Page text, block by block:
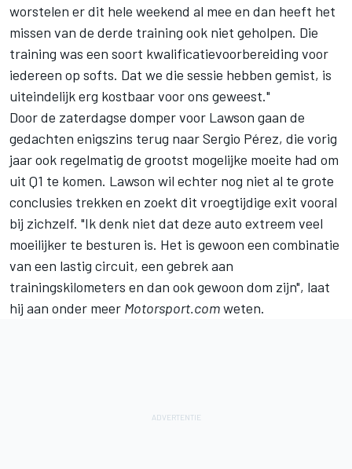
worstelen er dit hele weekend al mee en dan heeft het
missen van de derde training ook niet geholpen. Die
training was een soort kwalificatievoorbereiding voor
iedereen op softs. Dat we die sessie hebben gemist, is
uiteindelijk erg kostbaar voor ons geweest."
Door de zaterdagse domper voor Lawson gaan de
gedachten enigszins terug naarSergio Pérez, die vorig
jaar ook regelmatig de grootst mogelijke moeite had om
uit Q1 te komen. Lawson wil echter nog niet al te grote
conclusies trekken en zoekt dit vroegtijdige exit vooral
bij zichzelf. "Ik denk niet dat deze auto extreem veel
moeilijker te besturen is. Het is gewoon een combinatie
van een lastig circuit, een gebrek aan
trainingskilometers en dan ook gewoon dom zijn", laat
hij aan onder meer Motorsport.comweten.